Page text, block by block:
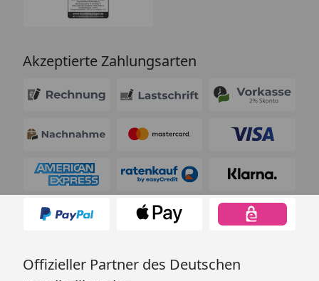
Akzeptierte Zahlungsarten
Offizieller Partner des Deutschen